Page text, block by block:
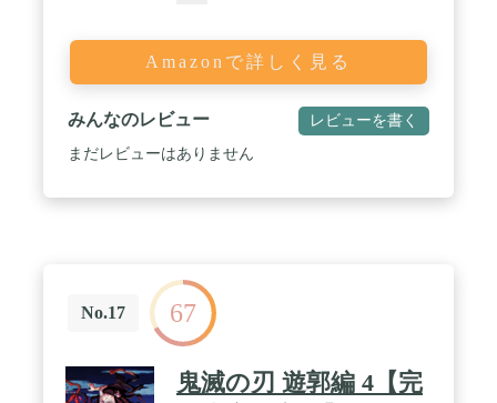
Amazonで詳しく見る
みんなのレビュー レビューを書く
まだレビューはありません
No.17 67
鬼滅の刃 遊郭編 4【完